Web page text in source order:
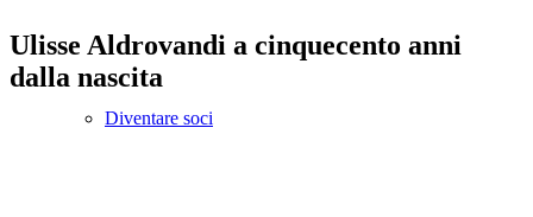
Diventare soci
Ulisse Aldrovandi a cinquecento anni
dalla nascita